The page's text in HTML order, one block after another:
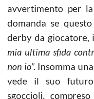
avvertimento per
domanda se
derby da giocatore,
mia ultima sfida
non io”. Insomma
vede il suo
sgoccioli,